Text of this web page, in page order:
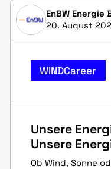
EnBW Energie
20. August
WINDCareer
Unsere
Unsere
Ob Wind, Sonne